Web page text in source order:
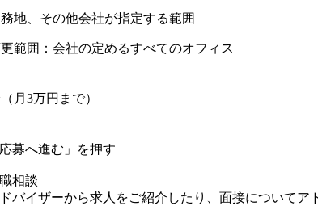
地、その他会社が指定する範囲
範囲：会社の定めるすべてのオフィス
月3万円まで）
募へ進む」を押す
相談
バイザーから求人をご紹介したり、面接についてア